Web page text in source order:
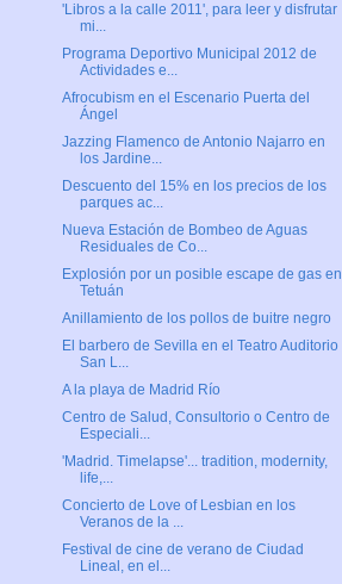
'Libros a la calle 2011', para leer y disfrutar
mi...
Programa Deportivo Municipal 2012 de
Actividades e...
Afrocubism en el Escenario Puerta del
Ángel
Jazzing Flamenco de Antonio Najarro en
los Jardine...
Descuento del 15% en los precios de los
parques ac...
Nueva Estación de Bombeo de Aguas
Residuales de Co...
Explosión por un posible escape de gas en
Tetuán
Anillamiento de los pollos de buitre negro
El barbero de Sevilla en el Teatro Auditorio
San L...
A la playa de Madrid Río
Centro de Salud, Consultorio o Centro de
Especiali...
'Madrid. Timelapse'... tradition, modernity,
life,...
Concierto de Love of Lesbian en los
Veranos de la ...
Festival de cine de verano de Ciudad
Lineal, en el...